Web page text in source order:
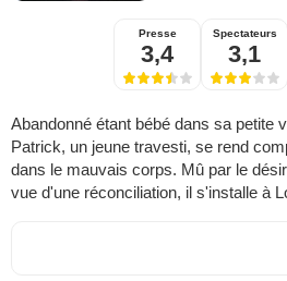
Presse
3,4
Spectateurs
3,1
Abandonné étant bébé dans sa petite
Patrick, un jeune travesti, se rend
dans le mauvais corps. Mû par le
vue d'une réconciliation, il s'installe à